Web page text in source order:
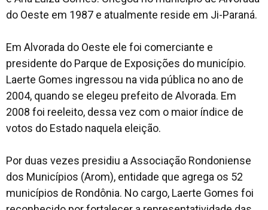
do Oeste em 1987 e atualmente reside em Ji-Paraná.
Em Alvorada do Oeste ele foi comerciante e
presidente do Parque de Exposições do município.
Laerte Gomes ingressou na vida pública no ano de
2004, quando se elegeu prefeito de Alvorada. Em
2008 foi reeleito, dessa vez com o maior índice de
votos do Estado naquela eleição.
Por duas vezes presidiu a Associação Rondoniense
dos Municípios (Arom), entidade que agrega os 52
municípios de Rondônia. No cargo, Laerte Gomes foi